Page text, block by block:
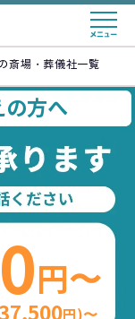
斎場・葬儀社一覧
の方へ
円〜
円)〜